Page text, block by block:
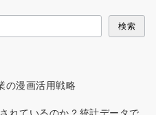
検索
の漫画活用戦略
れているのか？統計データで